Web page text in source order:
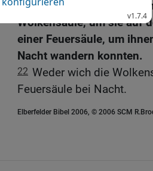
21 Der Herr aber zog vor
Wolkensäule, um sie auf
einer Feuersäule, um
Nacht wandern konnten.
22 Weder wich die
Feuersäule bei Nacht.
Elberfelder Bibel 2006, © 2006 SCM